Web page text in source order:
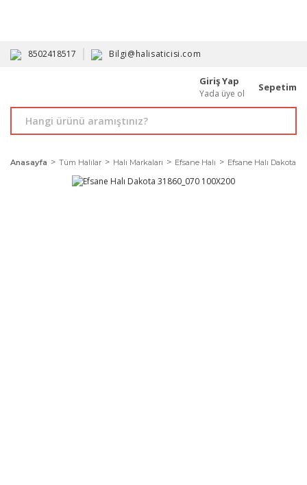
8502418517 Bilgi@halisaticisi.com
Giriş Yap
Yada üye ol
Sepetim
Anasayfa Tüm Halılar Halı Markaları Efsane Halı Efsane Halı Dakota